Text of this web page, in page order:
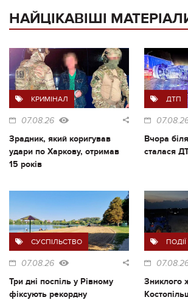
НАЙЦІКАВІШІ
КРИМІНАЛ
07.08.26
Зрадник, який коригував
удари по Харкову, отримав
15 років
ДТП
Вчора
сталася
СУСПІЛЬСТВО
07.08.26
Три дні поспіль у Рівному
фіксують рекордну
ПОДІЇ
Зниклого